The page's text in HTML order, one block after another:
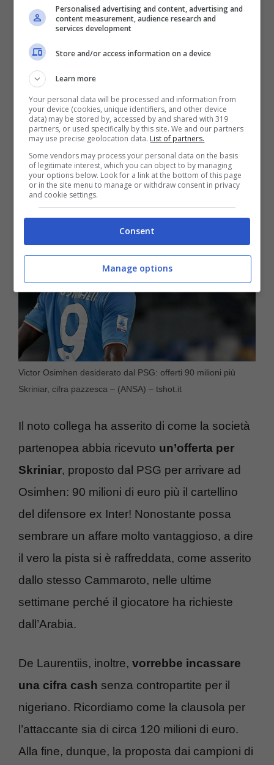
dettagli
Victor Osimhen
Napoli
questo. Il club allenato da Antonio Conte è
già da tempo alla ricerca di un sostituto del
nigeriano, finito prepotentemente nel mirino
del PSG. Ne ha parlato il giornalista
Emanuele Cammaroto aRadio Punto Zero.
Victor Osimhen desiderato dal PSG: offerti 90 milioni più
Skriniar, cifra pazzesca – (ANSA) – tshot.it
Il noto collega ha asserito di come la società
partenopea abbia ricevuto un’offerta per
Skriniar, proposto dal PSG per arrivare ad
Osimhen: 90 milioni di euro più il cartellino
del difensore ex Inter! Nonostante possa
sembrare un affare molto vantaggioso, a dire
il vero la pista si è raffreddata, come asserito
dallo stesso Cammaroto, nelle ultime
settimane perché il giocatore ha richieste
dall’Arabia.
De Laurentiis, inoltre, vorrebbe incassare
una cifra cash senza contropartite per il
nigeriano. Ricordiamo come la clausola per
l’attaccante sia di circa 120 milioni di euro.
Alla fine, dunque, la proposta dai campioni di
Personalised advertising and content, advertising and
content measurement, audience research and
services development
Store and/or access information on a device
Learn more
Your personal data will be processed and information from
your device (cookies, unique identifiers, and other device
data) may be stored by, accessed by and shared with 319
partners, or used specifically by this site. We and our partners
may use precise geolocation data. List of partners.
Some vendors may process your personal data on the basis
of legitimate interest, which you can object to by managing
your options below. Look for a link at the bottom of this page
or in the site menu to manage or withdraw consent in privacy
and cookie settings.
Consent
Manage options